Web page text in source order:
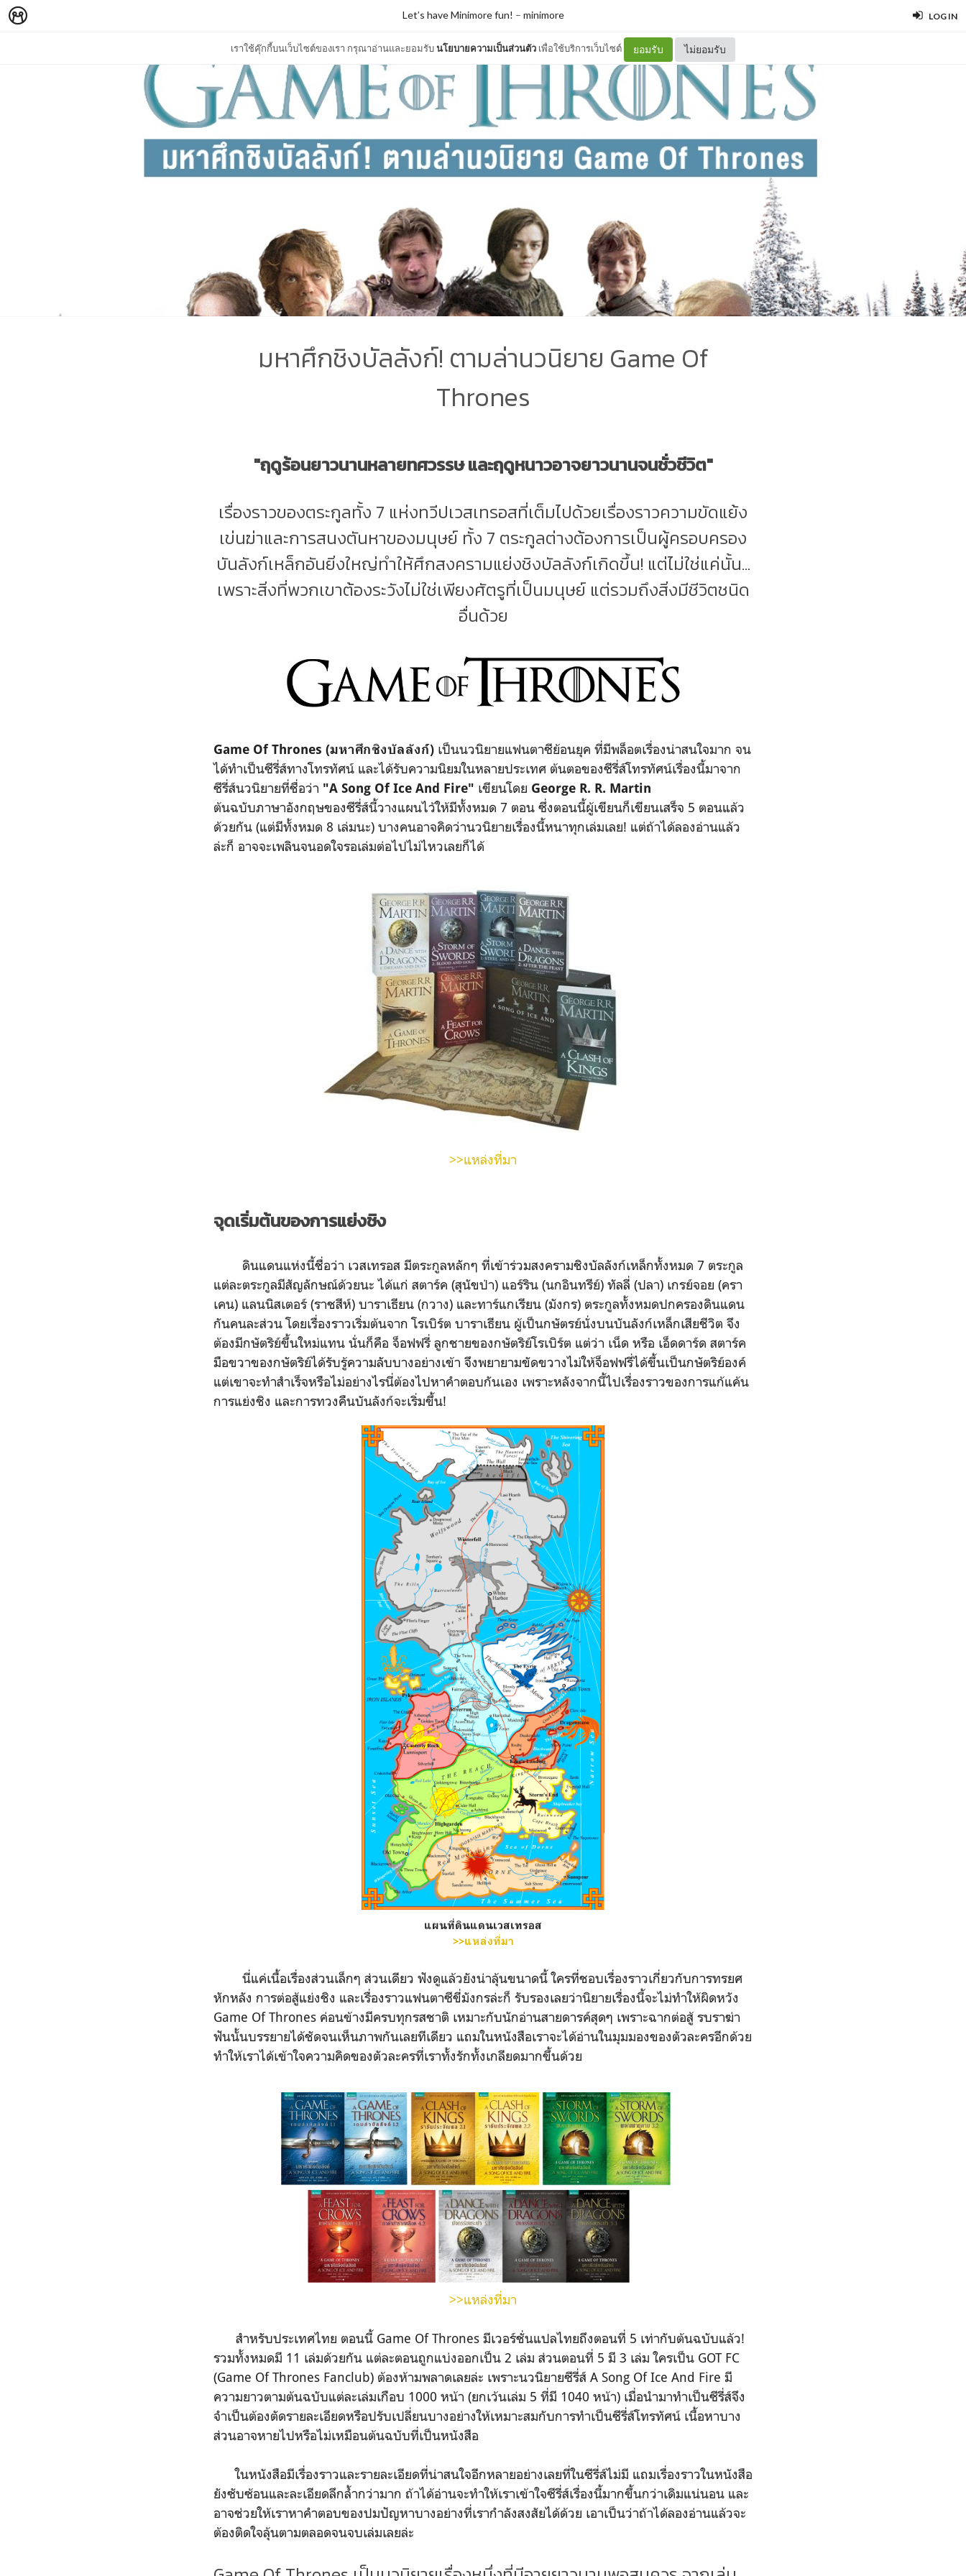
LOG IN
เราใช้คุ๊กกี้บนเว็บไซต์ของเรา กรุณาอ่านและยอมรับนโยบายความเป็นส่วนตัว เพื่อใช้บริการเว็บไซต์ ยอมรับ ไม่ยอมรับ
Let’s have Minimore fun! – minimore
มหาศึกชิงบัลลังก์! ตามล่านวนิยาย Game Of
Thrones
"ฤดูร้อนยาวนานหลายทศวรรษ และฤดูหนาวอาจยาวนานจนชั่วชีวิต"
เรื่องราวของตระกูลทั้ง 7 แห่งทวีปเวสเทรอสที่เต็มไปด้วยเรื่องราวความขัดแย้ง
เข่นฆ่าและการสนงตันหาของมนุษย์ ทั้ง 7 ตระกูลต่างต้องการเป็นผู้ครอบครอง
บันลังก์เหล็กอันยิ่งใหญ่ทำให้ศึกสงครามแย่งชิงบัลลังก์เกิดขึ้น! แต่ไม่ใช่แค่นั้น...
เพราะสิ่งที่พวกเขาต้องระวังไม่ใช่เพียงศัตรูที่เป็นมนุษย์ แต่รวมถึงสิ่งมีชีวิตชนิด
อื่นด้วย
Game Of Thrones (มหาศึกชิงบัลลังก์) เป็นนวนิยายแฟนตาซีย้อนยุค ที่มีพล็อตเรื่องน่าสนใจมาก จน
ได้ทำเป็นซีรี่ส์ทางโทรทัศน์ และได้รับความนิยมในหลายประเทศ ต้นตอของซีรี่ส์โทรทัศน์เรื่องนี้มาจาก
ซีรี่ส์นวนิยายที่ชื่อว่า "A Song Of Ice And Fire" เขียนโดย George R. R. Martin
ต้นฉบับภาษาอังกฤษของซีรี่ส์นี้วางแผนไว้ให้มีทั้งหมด 7 ตอน ซึ่งตอนนี้ผู้เขียนก็เขียนเสร็จ 5 ตอนแล้ว
ด้วยกัน (แต่มีทั้งหมด 8 เล่มนะ) บางคนอาจคิดว่านวนิยายเรื่องนี้หนาทุกเล่มเลย! แต่ถ้าได้ลองอ่านแล้ว
ล่ะก็ อาจจะเพลินจนอดใจรอเล่มต่อไปไม่ไหวเลยก็ได้
>>แหล่งที่มา
จุดเริ่มต้นของการแย่งชิง
ดินแดนแห่งนี้ชื่อว่า เวสเทรอส มีตระกูลหลักๆ ที่เข้าร่วมสงครามชิงบัลลังก์เหล็กทั้งหมด 7 ตระกูล
แต่ละตระกูลมีสัญลักษณ์ด้วยนะ ได้แก่ สตาร์ค (สุนัขป่า) แอร์ริน (นกอินทรีย์) ทัลลี่ (ปลา) เกรย์จอย (ครา
เคน) แลนนิสเตอร์ (ราชสีห์) บาราเธียน (กวาง) และทาร์แกเรียน (มังกร) ตระกูลทั้งหมดปกครองดินแดน
กันคนละส่วน โดยเรื่องราวเริ่มต้นจาก โรเบิร์ต บาราเธียน ผู้เป็นกษัตรย์นั่งบนบันลังก์เหล็กเสียชีวิต จึง
ต้องมีกษัตริย์ขึ้นใหม่แทน นั่นก็คือ จ็อฟฟรี่ ลูกชายของกษัตริย์โรเบิร์ต แต่ว่า เน็ด หรือ เอ็ดดาร์ด สตาร์ค
มือขวาของกษัตริย์ได้รับรู้ความลับบางอย่างเข้า จึงพยายามขัดขวางไม่ให้จ็อฟฟรี่ได้ขึ้นเป็นกษัตริย์องค์
แต่เขาจะทำสำเร็จหรือไม่อย่างไรนี่ต้องไปหาคำตอบกันเอง เพราะหลังจากนี้ไปเรื่องราวของการแก้แค้น
การแย่งชิง และการทวงคืนบันลังก์จะเริ่มขึ้น!
แผนที่ดินแดนเวสเทรอส
>>แหล่งที่มา
นี่แค่เนื้อเรื่องส่วนเล็กๆ ส่วนเดียว ฟังดูแล้วยังน่าลุ้นขนาดนี้ ใครที่ชอบเรื่องราวเกี่ยวกับการทรยศ
หักหลัง การต่อสู้แย่งชิง และเรื่องราวแฟนตาซีขี่มังกรล่ะก็ รับรองเลยว่านิยายเรื่องนี้จะไม่ทำให้ผิดหวัง
Game Of Thrones ค่อนข้างมีครบทุกรสชาติ เหมาะกับนักอ่านสายดารค์สุดๆ เพราะฉากต่อสู้ รบราฆ่า
ฟันนั้นบรรยายได้ชัดจนเห็นภาพกันเลยทีเดียว แถมในหนังสือเราจะได้อ่านในมุมมองของตัวละครอีกด้วย
ทำให้เราได้เข้าใจความคิดของตัวละครที่เราทั้งรักทั้งเกลียดมากขึ้นด้วย
>>แหล่งที่มา
สำหรับประเทศไทย ตอนนี้ Game Of Thrones มีเวอร์ชั่นแปลไทยถึงตอนที่ 5 เท่ากับต้นฉบับแล้ว!
รวมทั้งหมดมี 11 เล่มด้วยกัน แต่ละตอนถูกแบ่งออกเป็น 2 เล่ม ส่วนตอนที่ 5 มี 3 เล่ม ใครเป็น GOT FC
(Game Of Thrones Fanclub) ต้องห้ามพลาดเลยล่ะ เพราะนวนิยายซีรี่ส์ A Song Of Ice And Fire มี
ความยาวตามต้นฉบับแต่ละเล่มเกือบ 1000 หน้า (ยกเว้นเล่ม 5 ที่มี 1040 หน้า) เมื่อนำมาทำเป็นซีรี่ส์จึง
จำเป็นต้องตัดรายละเอียดหรือปรับเปลี่ยนบางอย่างให้เหมาะสมกับการทำเป็นซีรี่ส์โทรทัศน์ เนื้อหาบาง
ส่วนอาจหายไปหรือไม่เหมือนต้นฉบับที่เป็นหนังสือ
ในหนังสือมีเรื่องราวและรายละเอียดที่น่าสนใจอีกหลายอย่างเลยที่ในซีรี่ส์ไม่มี แถมเรื่องราวในหนังสือ
ยังซับซ้อนและละเอียดลึกล้ำกว่ามาก ถ้าได้อ่านจะทำให้เราเข้าใจซีรี่ส์เรื่องนี้มากขึ้นกว่าเดิมแน่นอน และ
อาจช่วยให้เราหาคำตอบของปมปัญหาบางอย่างที่เรากำลังสงสัยได้ด้วย เอาเป็นว่าถ้าได้ลองอ่านแล้วจะ
ต้องติดใจลุ้นตามตลอดจนจบเล่มเลยล่ะ